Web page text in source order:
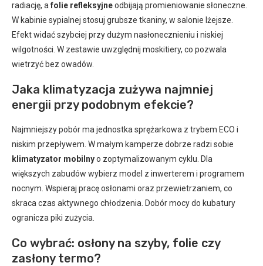
radiację, a folie refleksyjneodbijają promieniowanie słoneczne.
W kabinie sypialnej stosuj grubsze tkaniny, w salonie lżejsze.
Efekt widać szybciej przy dużym nasłonecznieniu i niskiej
wilgotności. W zestawie uwzględnij moskitiery, co pozwala
wietrzyć bez owadów.
Jaka klimatyzacja zużywa najmniej
energii przy podobnym efekcie?
Najmniejszy pobór ma jednostka sprężarkowa z trybem ECO i
niskim przepływem. W małym kamperze dobrze radzi sobie
klimatyzator mobilnyo zoptymalizowanym cyklu. Dla
większych zabudów wybierz model z inwerterem i programem
nocnym. Wspieraj pracę osłonami oraz przewietrzaniem, co
skraca czas aktywnego chłodzenia. Dobór mocy do kubatury
ogranicza piki zużycia.
Co wybrać: osłony na szyby, folie czy
zasłony termo?